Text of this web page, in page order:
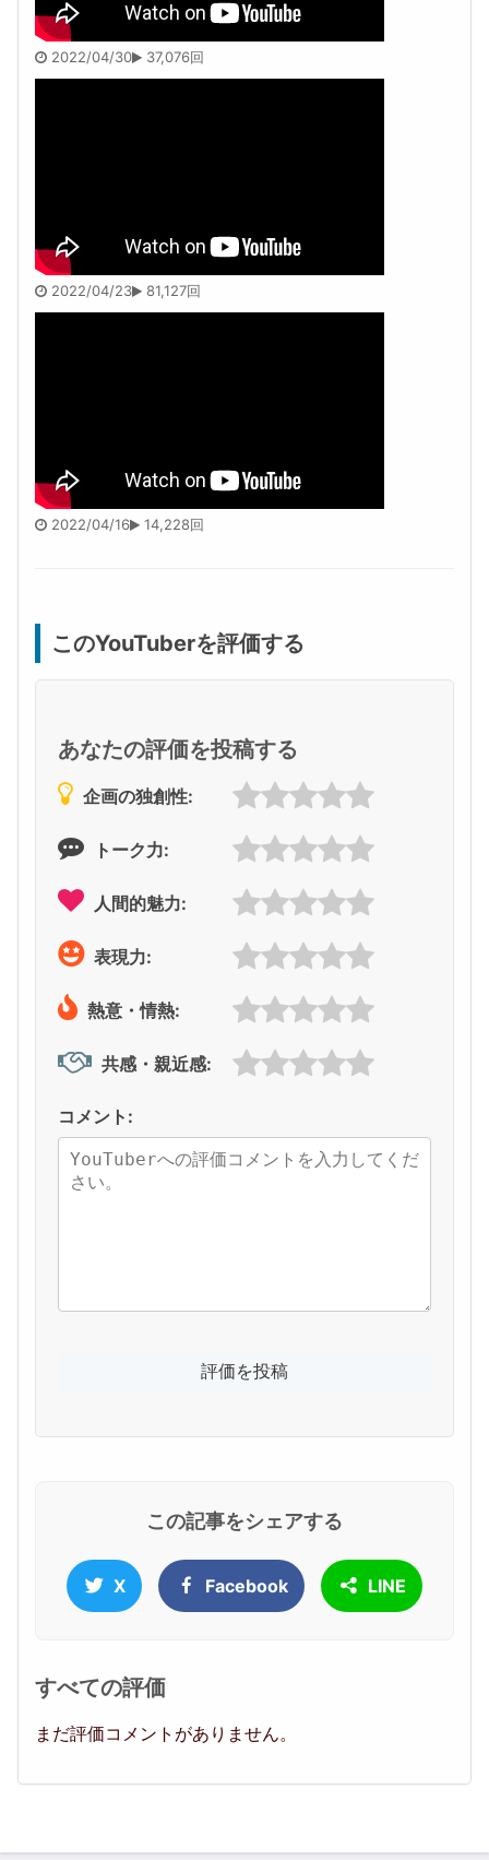
2022/04/30 37,076回
2022/04/23 81,127回
2022/04/16 14,228回
このYouTuberを評価する
あなたの評価を投稿する
企画の独創性:
トーク力:
人間的魅力:
表現力:
熱意・情熱:
共感・親近感:
コメント:
この記事をシェアする
X Facebook LINE
すべての評価
まだ評価コメントがありません。